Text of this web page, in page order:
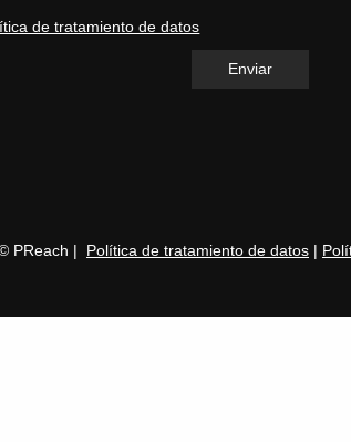
de tratamiento de datos
PReach | Política de tratamiento de datos |